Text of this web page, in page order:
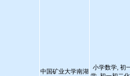
中国矿业大学南湖
小学数学, 初